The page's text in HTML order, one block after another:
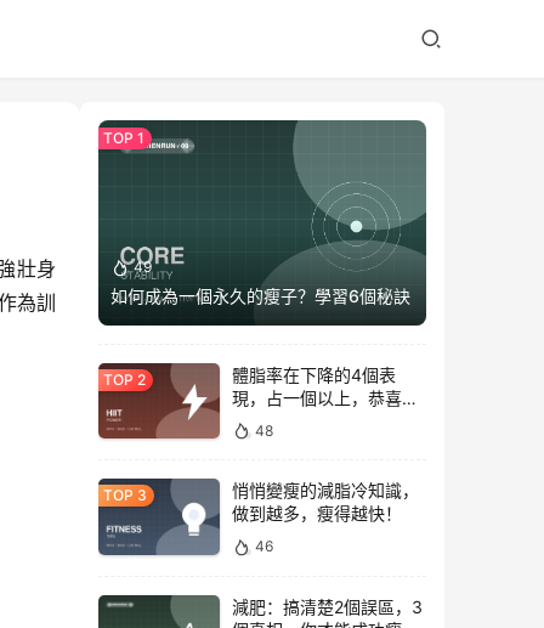
壯身
為訓
49
如何成為一個永久的瘦子？學習6個秘訣
體脂率在下降的4個表
現，占一個以上，恭喜你
正在變瘦
48
悄悄變瘦的減脂冷知識，
做到越多，瘦得越快！
46
減肥：搞清楚2個誤區，3